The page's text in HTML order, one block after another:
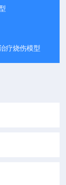
疗烧伤模型